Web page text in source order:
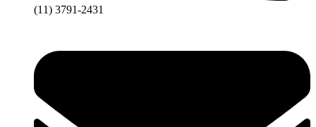
(11) 3791-2431